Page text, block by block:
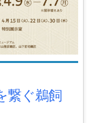
繋ぐ鵜飼